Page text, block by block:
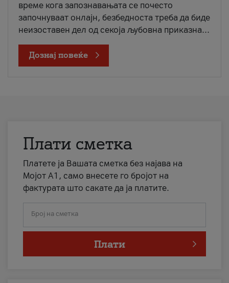
време кога запознавањата се почесто
започнуваат онлајн, безбедноста треба да биде
неизоставен дел од секоја љубовна приказна...
Дознај повеќе
Плати сметка
Платете ја Вашата сметка без најава на
Мојот А1, само внесете го бројот на
фактурата што сакате да ја платите.
Број на сметка
Плати